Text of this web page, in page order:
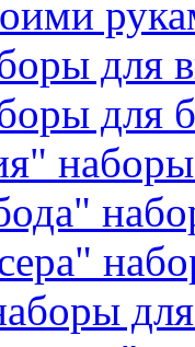
для
для